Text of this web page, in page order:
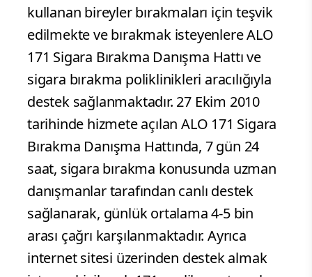
kullanan bireyler bırakmaları için teşvik
edilmekte ve bırakmak isteyenlere ALO
171 Sigara Bırakma Danışma Hattı ve
sigara bırakma poliklinikleri aracılığıyla
destek sağlanmaktadır. 27 Ekim 2010
tarihinde hizmete açılan ALO 171 Sigara
Bırakma Danışma Hattında, 7 gün 24
saat, sigara bırakma konusunda uzman
danışmanlar tarafından canlı destek
sağlanarak, günlük ortalama 4-5 bin
arası çağrı karşılanmaktadır. Ayrıca
internet sitesi üzerinden destek almak